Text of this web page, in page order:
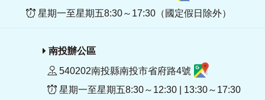
星期一至星期五8:30～17:30（國定假日除外）
南投辦公區
540202南投縣南投市省府路4號
星期一至星期五8:30～12:30 | 13:30～17:30